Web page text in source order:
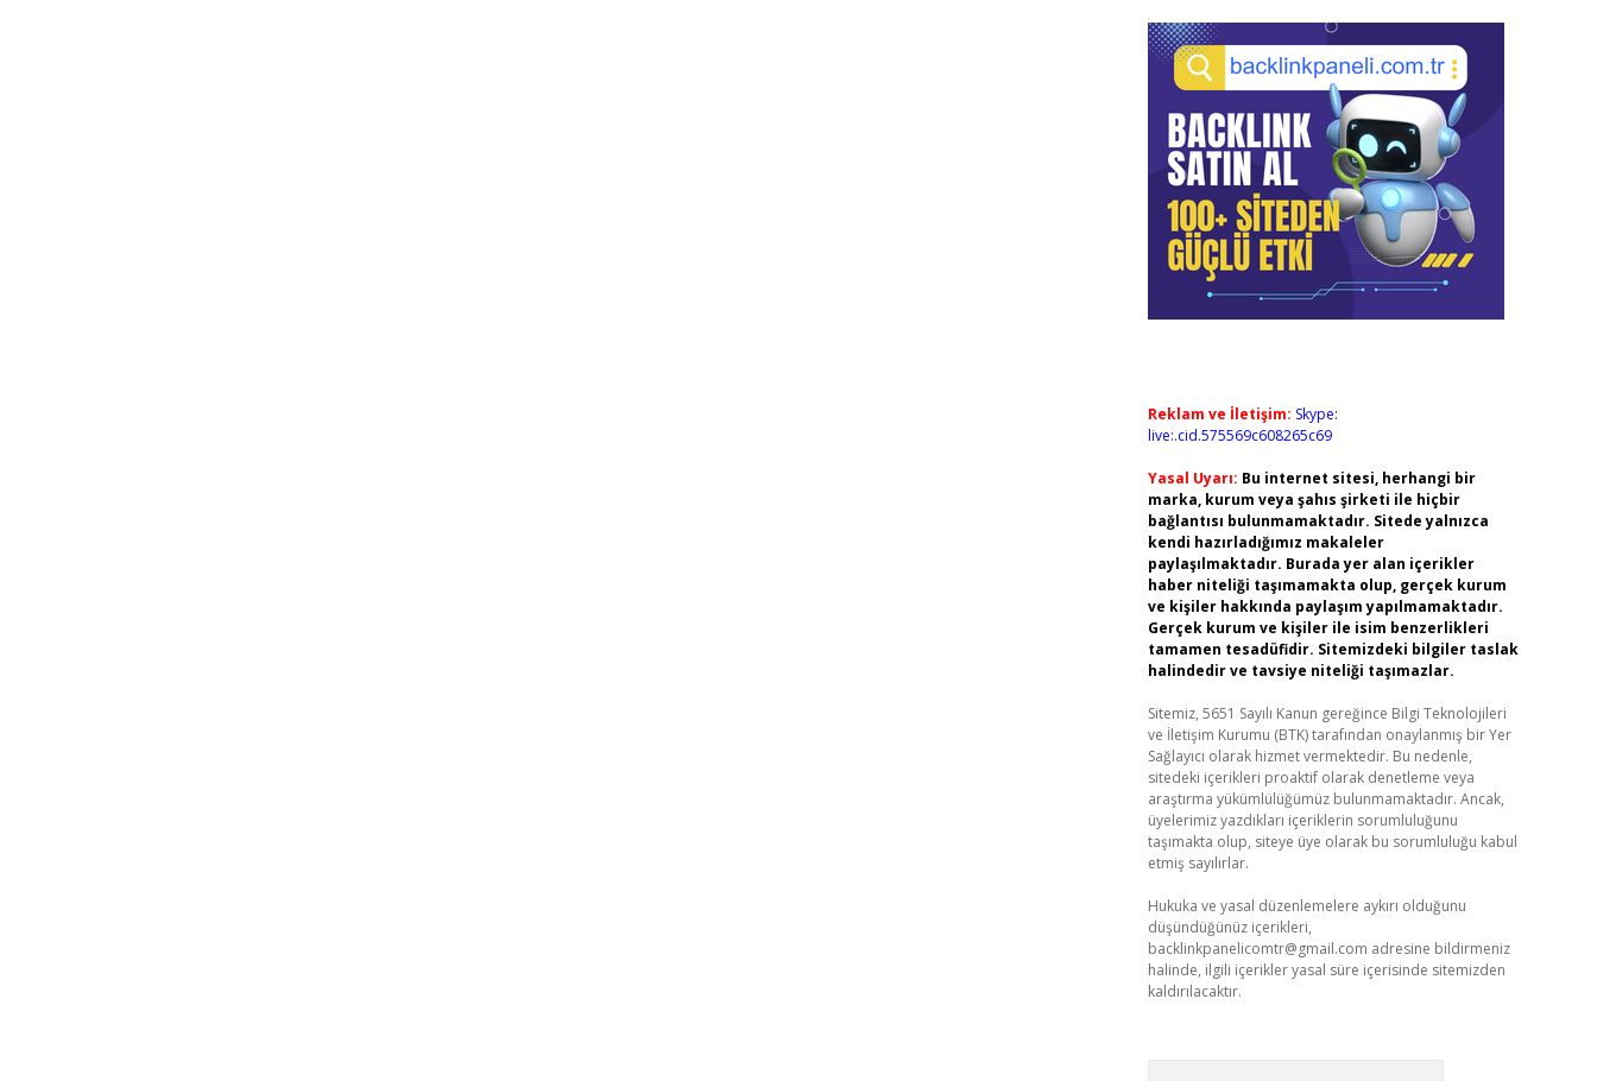
Reklam ve İletişim: Skype:
live:.cid.575569c608265c69
Yasal Uyarı: Bu internet sitesi, herhangi bir
marka, kurum veya şahıs şirketi ile hiçbir
bağlantısı bulunmamaktadır. Sitede yalnızca
kendi hazırladığımız makaleler
paylaşılmaktadır. Burada yer alan içerikler
haber niteliği taşımamakta olup, gerçek kurum
ve kişiler hakkında paylaşım yapılmamaktadır.
Gerçek kurum ve kişiler ile isim benzerlikleri
tamamen tesadüfidir. Sitemizdeki bilgiler taslak
halindedir ve tavsiye niteliği taşımazlar.
Sitemiz, 5651 Sayılı Kanun gereğince Bilgi Teknolojileri
ve İletişim Kurumu (BTK) tarafından onaylanmış bir Yer
Sağlayıcı olarak hizmet vermektedir. Bu nedenle,
sitedeki içerikleri proaktif olarak denetleme veya
araştırma yükümlülüğümüz bulunmamaktadır. Ancak,
üyelerimiz yazdıkları içeriklerin sorumluluğunu
taşımakta olup, siteye üye olarak bu sorumluluğu kabul
etmiş sayılırlar.
Hukuka ve yasal düzenlemelere aykırı olduğunu
düşündüğünüz içerikleri,
backlinkpanelicomtr@gmail.com adresine bildirmeniz
halinde, ilgili içerikler yasal süre içerisinde sitemizden
kaldırılacaktır.